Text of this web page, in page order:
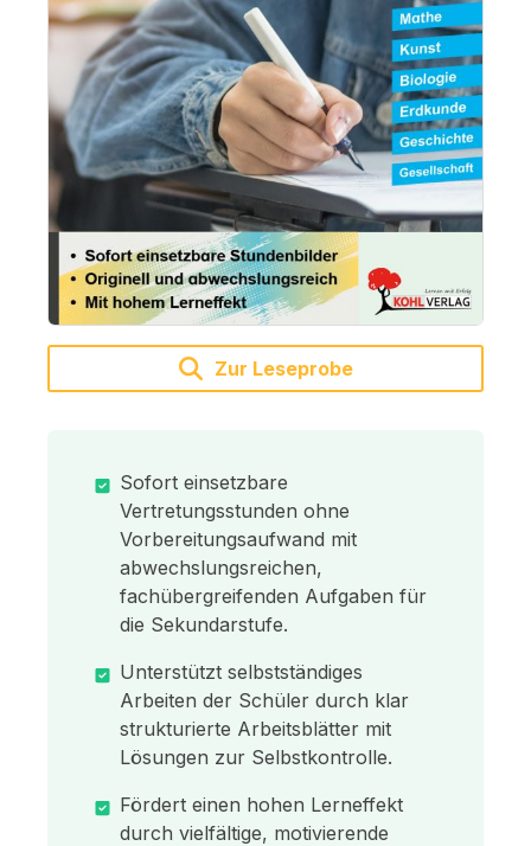
Zur Leseprobe
Sofort einsetzbare
Vertretungsstunden ohne
Vorbereitungsaufwand mit
abwechslungsreichen,
fachübergreifenden Aufgaben für
die Sekundarstufe.
Unterstützt selbstständiges
Arbeiten der Schüler durch klar
strukturierte Arbeitsblätter mit
Lösungen zur Selbstkontrolle.
Fördert einen hohen Lerneffekt
durch vielfältige, motivierende